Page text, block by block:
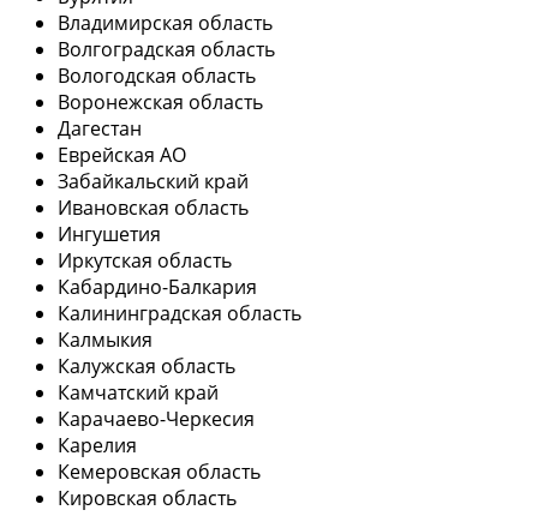
Владимирская область
Волгоградская область
Вологодская область
Воронежская область
Дагестан
Еврейская АО
Забайкальский край
Ивановская область
Ингушетия
Иркутская область
Кабардино-Балкария
Калининградская область
Калмыкия
Калужская область
Камчатский край
Карачаево-Черкесия
Карелия
Кемеровская область
Кировская область